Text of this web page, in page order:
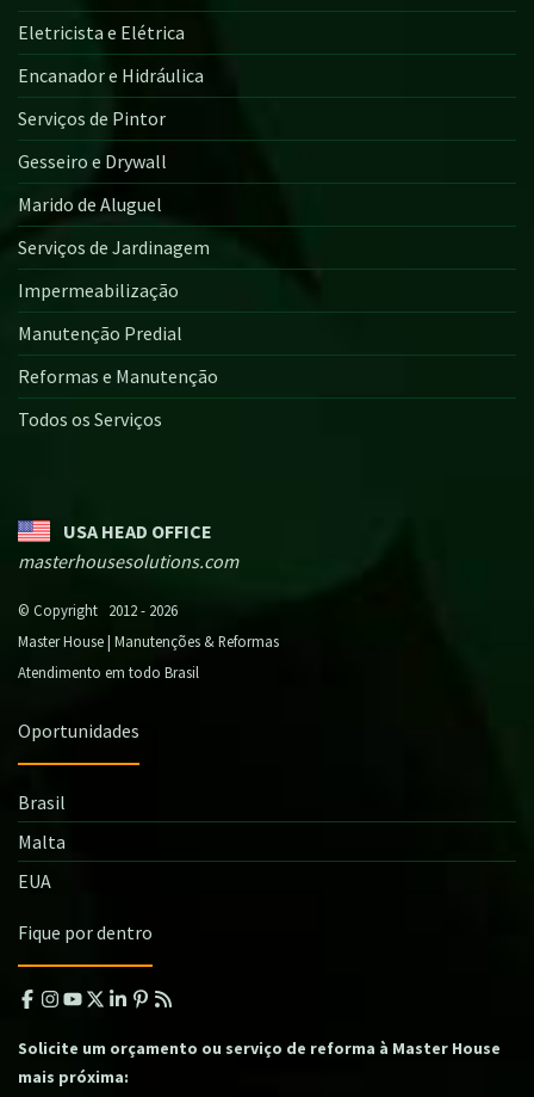
Eletricista e Elétrica
Encanador e Hidráulica
Serviços de Pintor
Gesseiro e Drywall
Marido de Aluguel
Serviços de Jardinagem
Impermeabilização
Manutenção Predial
Reformas e Manutenção
Todos os Serviços
USA HEAD OFFICE
masterhousesolutions.com
© Copyright 2012 - 2026
Master House | Manutenções & Reformas
Atendimento em todo Brasil
Oportunidades
Brasil
Malta
EUA
Fique por dentro
Solicite um orçamento ou serviço de reforma à Master House
mais próxima: